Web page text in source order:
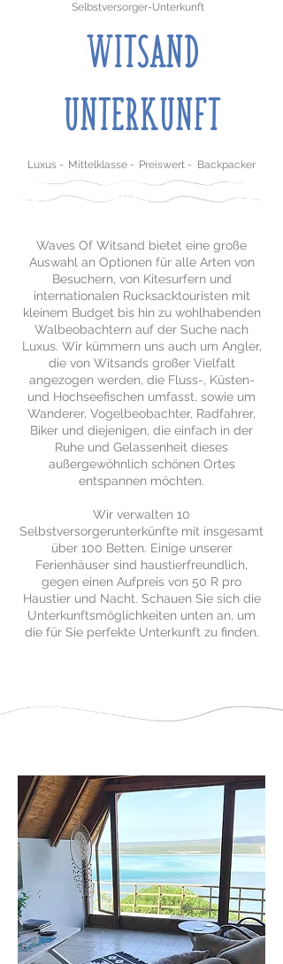
Selbstversorger-Unterkunft
​WITSAND
UNTERKUNFT
Luxus - Mittelklasse - Preiswert - Backpacker
Waves Of Witsand bietet eine große
Auswahl an Optionen für alle Arten von
Besuchern, von Kitesurfern und
internationalen Rucksacktouristen mit
kleinem Budget bis hin zu wohlhabenden
Walbeobachtern auf der Suche nach
Luxus. Wir kümmern uns auch um Angler,
die von Witsands großer Vielfalt
angezogen werden, die Fluss-, Küsten-
und Hochseefischen umfasst, sowie um
Wanderer, Vogelbeobachter, Radfahrer,
Biker und diejenigen, die einfach in der
Ruhe und Gelassenheit dieses
außergewöhnlich schönen Ortes
entspannen möchten.
Wir verwalten 10
Selbstversorgerunterkünfte mit insgesamt
über 100 Betten. Einige unserer
Ferienhäuser sind haustierfreundlich,
gegen einen Aufpreis von 50 R pro
Haustier und Nacht. Schauen Sie sich die
Unterkunftsmöglichkeiten unten an, um
die für Sie perfekte Unterkunft zu finden.